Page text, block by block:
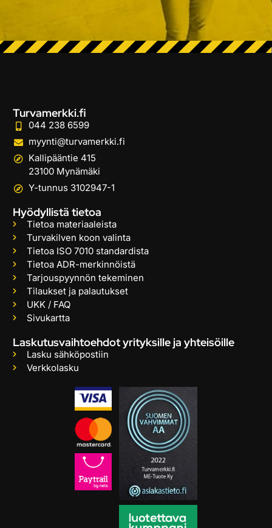
Turvamerkki.fi
044 238 6599
myynti@turvamerkki.fi
Kallipääntie 415
23100 Mynämäki
Y-tunnus 3102947-1
Hyödyllistä tietoa
Tietoa materiaaleista
Turvakilven koon valinta
Tietoa ISO 7010 standardista
Tietoa ADR-merkinnöistä
Tarjouspyynnön tekeminen
Tilaukset ja palautukset
UKK / FAQ
Sivukartta
Laskutusvaihtoehdot yrityksille ja yhteisöille
Lasku sähköpostiin
Verkkolasku